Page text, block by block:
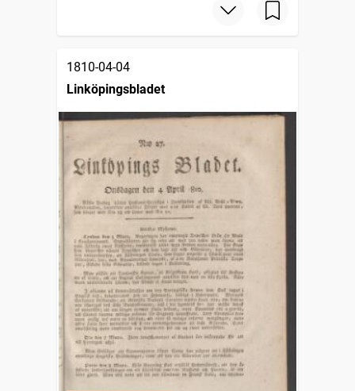
1810-04-04
Linköpingsbladet